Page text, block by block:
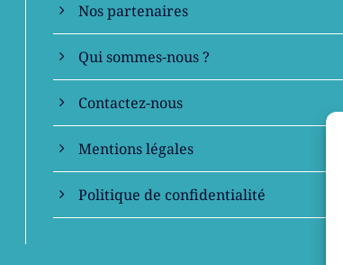
Nos partenaires
Qui sommes-nous ?
Contactez-nous
Mentions légales
Politique de confidentialité